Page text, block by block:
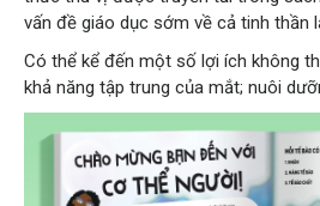
vấn đề giáo dục sớm về cả tinh thần
Có thể kể đến một số lợi ích không
khả năng tập trung của mắt; nuôi